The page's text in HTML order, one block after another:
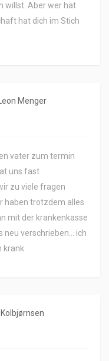
willst. Aber wer hat
hat dich im Stich
Menger
vater zum termin
uns fast
zu viele fragen
haben trotzdem alles
mit der krankenkasse
neu verschrieben… ich
krank
Kolbjørnsen